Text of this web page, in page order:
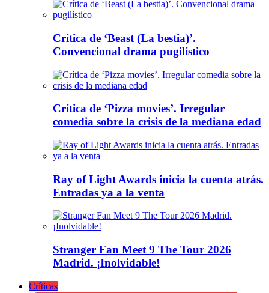
Crítica de ‘Beast (La bestia)’.
Convencional drama pugilístico
Crítica de ‘Pizza movies’. Irregular
comedia sobre la crisis de la mediana edad
Ray of Light Awards inicia la cuenta atrás.
Entradas ya a la venta
Stranger Fan Meet 9 The Tour 2026
Madrid. ¡Inolvidable!
Críticas